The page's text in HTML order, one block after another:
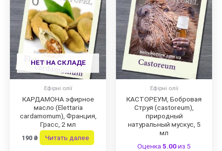
НЕТ НА СКЛАДЕ
Ефірні олії
КАРДАМОНА эфирное
масло (Elettaria
cardamomum), Франция,
Грасс, 2 мл
190 ₴ Читать далее
Ефірні олії
КАСТОРЕУМ, Бобровая
Струя (castoreum),
природный
натуральный мускус, 5
мл
Оценка 5.00из 5